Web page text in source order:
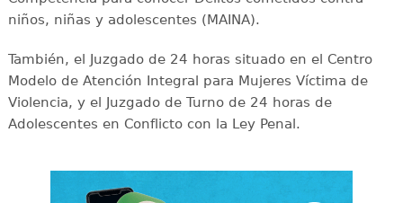
niños, niñas y adolescentes (MAINA).
También, el Juzgado de 24 horas situado en el Centro
Modelo de Atención Integral para Mujeres Víctima de
Violencia, y el Juzgado de Turno de 24 horas de
Adolescentes en Conflicto con la Ley Penal.